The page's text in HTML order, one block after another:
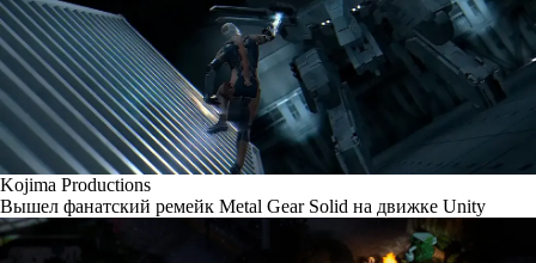
Kojima Productions
Вышел фанатский ремейк Metal Gear Solid на движке Unity